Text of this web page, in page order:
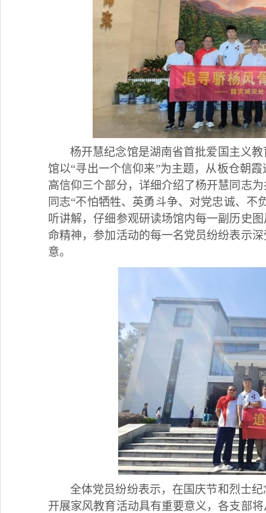
杨开慧纪念馆是湖南省首批爱国主义
馆以“寻出一个信仰来”为主题，从板仓朝
高信仰三个部分，详细介绍了杨开慧同志
同志“不怕牺牲、英勇斗争、对党忠诚、
听讲解，仔细参观研读场馆内每一副历史
命精神，参加活动的每一名党员纷纷表示
意。
全体党员纷纷表示，在国庆节和烈士
开展家风教育活动具有重要意义，各支部